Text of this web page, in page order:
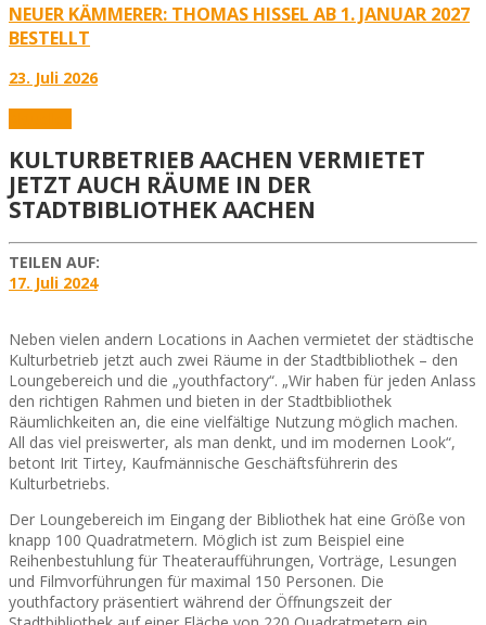
NEUER KÄMMERER: THOMAS HISSEL AB 1. JANUAR 2027
BESTELLT
23. Juli 2026
KULTURBETRIEB AACHEN VERMIETET
JETZT AUCH RÄUME IN DER
STADTBIBLIOTHEK AACHEN
TEILEN AUF:
17. Juli 2024
Neben vielen andern Locations in Aachen vermietet der städtische
Kulturbetrieb jetzt auch zwei Räume in der Stadtbibliothek – den
Loungebereich und die „youthfactory“. „Wir haben für jeden Anlass
den richtigen Rahmen und bieten in der Stadtbibliothek
Räumlichkeiten an, die eine vielfältige Nutzung möglich machen.
All das viel preiswerter, als man denkt, und im modernen Look“,
betont Irit Tirtey, Kaufmännische Geschäftsführerin des
Kulturbetriebs.
Der Loungebereich im Eingang der Bibliothek hat eine Größe von
knapp 100 Quadratmetern. Möglich ist zum Beispiel eine
Reihenbestuhlung für Theateraufführungen, Vorträge, Lesungen
und Filmvorführungen für maximal 150 Personen. Die
youthfactory präsentiert während der Öffnungszeit der